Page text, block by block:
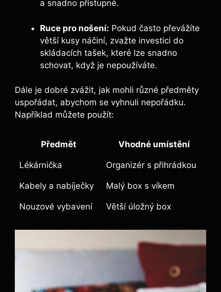
a snadno přístupné.
Ruce pro nošení: Pokud často převážíte
větší kusy náčiní, zvažte investici do
skládacích tašek, které lze snadno
schovat, když je nepoužíváte.
Dále je dobré zvážit, jak mohli různé předměty
uspořádat, abychom se vyhnuli nepořádku.
Například můžete použít:
Předmět Vhodné umístění
Lékárnička Organizér s přihrádkou
Kabely a nabíječky Malý box s víkem
Nouzové vybavení Větší úložný box